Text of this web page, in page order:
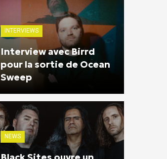
INTERVIEWS
Interview avec Birrd
pour la sortie de Ocean
Sweep
NEWS